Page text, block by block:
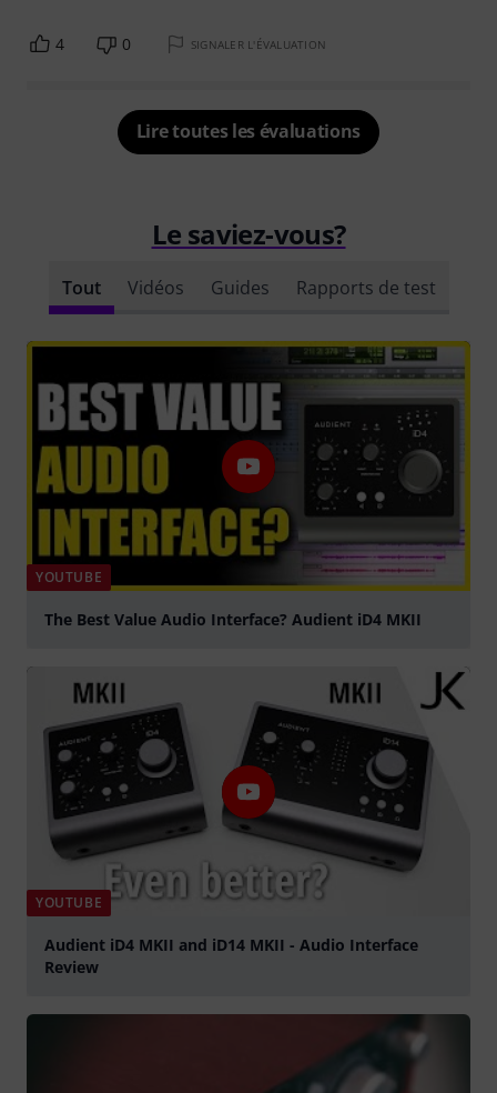
4 0 SIGNALER L'ÉVALUATION
Lire toutes les évaluations
Le saviez-vous?
Tout Vidéos Guides Rapports de test
YOUTUBE
The Best Value Audio Interface? Audient iD4 MKII
YOUTUBE
Audient iD4 MKII and iD14 MKII - Audio Interface
Review